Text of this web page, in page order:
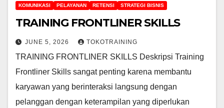
KOMUNIKASI PELAYANAN RETENSI STRATEGI BISNIS
TRAINING FRONTLINER SKILLS
JUNE 5, 2026 TOKOTRAINING
TRAINING FRONTLINER SKILLS Deskripsi Training
Frontliner Skills sangat penting karena membantu
karyawan yang berinteraksi langsung dengan
pelanggan dengan keterampilan yang diperlukan